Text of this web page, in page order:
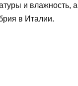
и влажность,
в Италии.